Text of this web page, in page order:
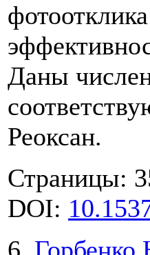
Даны
Реоксан.
Страницы:
DOI: